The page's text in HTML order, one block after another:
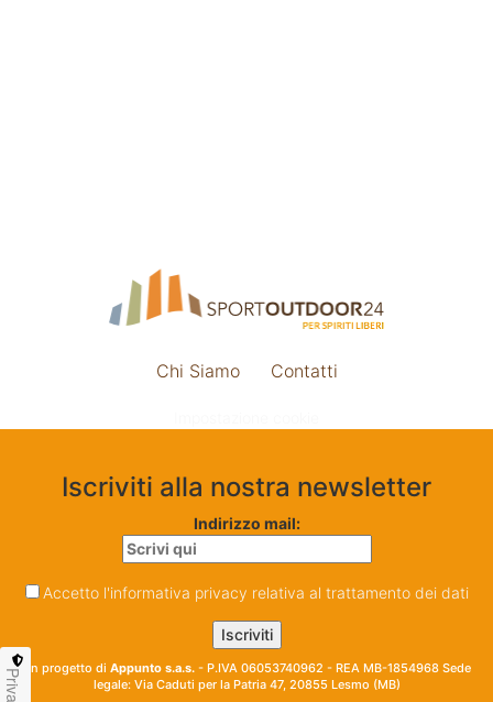
Chi Siamo Contatti
Iscriviti alla nostra newsletter
Indirizzo mail:
Accetto l'informativa privacy relativa al trattamento dei dati
Un progetto di Appunto s.a.s. - P.IVA 06053740962 - REA MB-1854968 Sede
legale: Via Caduti per la Patria 47, 20855 Lesmo (MB)